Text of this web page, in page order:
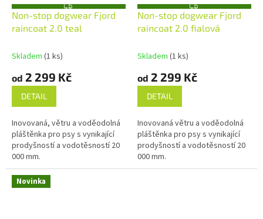
Z
D
R
Non-stop dogwear Fjord
raincoat 2.0 teal
Skladem (1 ks)
od 2 299 Kč
DETAIL
Inovovaná, větru a voděodolná
pláštěnka pro psy s vynikající
prodyšností a vodotěsností 20
000 mm.
Z
D
R
Non-stop dogwear Fjord
raincoat 2.0 fialová
Skladem (1 ks)
od 2 299 Kč
DETAIL
Inovovaná větru a voděodolná
pláštěnka pro psy s vynikající
prodyšností a vodotěsností 20
000 mm.
Novinka